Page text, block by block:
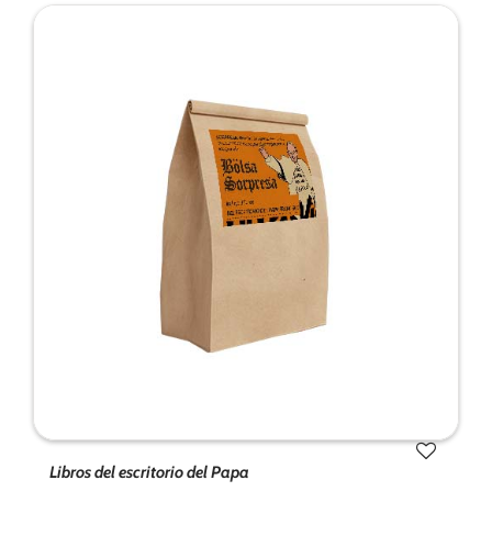
Libros del escritorio del Papa